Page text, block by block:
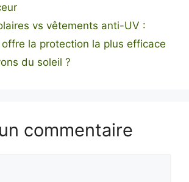
vs vêtements anti-UV :
la protection la plus efficace
du soleil ?
commentaire